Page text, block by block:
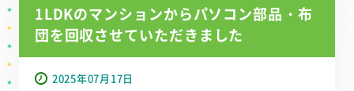
1LDKのマンションからパソコン部品・布
団を回収させていただきました
2025年07月17日